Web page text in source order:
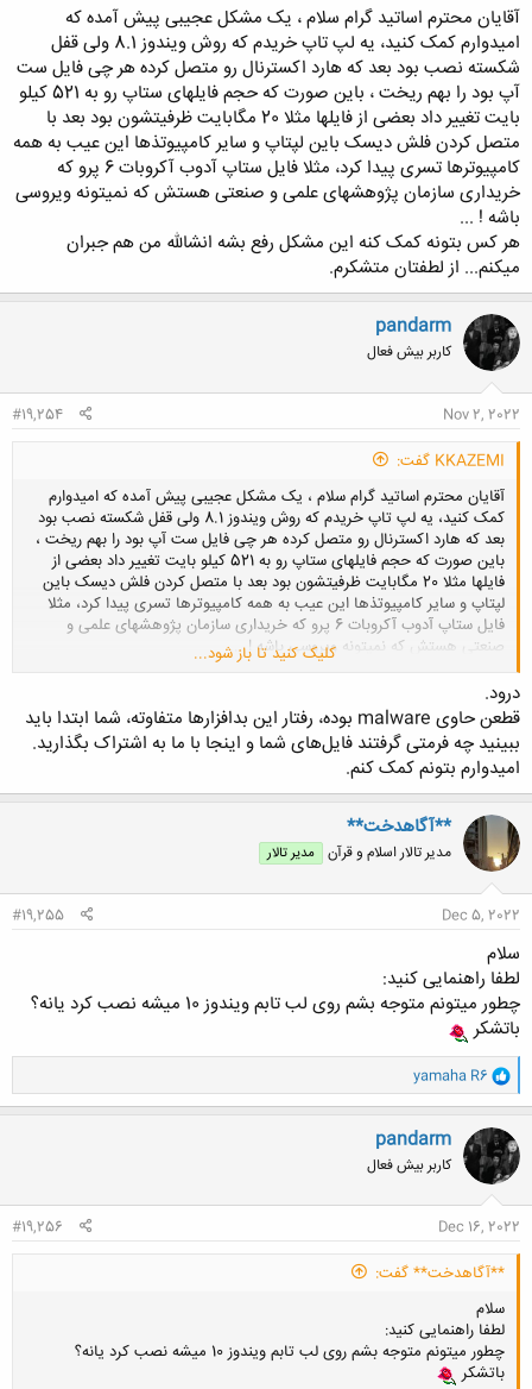
آقایان محترم اساتید گرام سلام ، یک مشکل عجیبی پیش آمده که
امیدوارم کمک کنید، یه لپ تاپ خریدم که روش ویندوز 8.1 ولی قفل
شکسته نصب بود بعد که هارد اکسترنال رو متصل کرده هر چی فایل ست
آپ بود را بهم ریخت ، باین صورت که حجم فایلهای ستاپ رو به 521 کیلو
بایت تغییر داد بعضی از فایلها مثلا 20 مگابایت ظرفیتشون بود بعد با
متصل کردن فلش دیسک باین لپتاپ و سایر کامپیوتذها این عیب به همه
کامپیوترها تسری پیدا کرد، مثلا فایل ستاپ آدوب آکروبات 6 پرو که
خریداری سازمان پژوهشهای علمی و صنعتی هستش که نمیتونه ویروسی
باشه ! ...
هر کس بتونه کمک کنه این مشکل رفع بشه انشالله من هم جبران
میکنم... از لطفتان متشکرم.
pandarm
کاربر بیش فعال
Nov 2, 2022
#19,254
KKAZEMI گفت:
آقایان محترم اساتید گرام سلام ، یک مشکل عجیبی پیش آمده که امیدوارم
کمک کنید، یه لپ تاپ خریدم که روش ویندوز 8.1 ولی قفل شکسته نصب بود
بعد که هارد اکسترنال رو متصل کرده هر چی فایل ست آپ بود را بهم ریخت ،
باین صورت که حجم فایلهای ستاپ رو به 521 کیلو بایت تغییر داد بعضی از
فایلها مثلا 20 مگابایت ظرفیتشون بود بعد با متصل کردن فلش دیسک باین
لپتاپ و سایر کامپیوتذها این عیب به همه کامپیوترها تسری پیدا کرد، مثلا
فایل ستاپ آدوب آکروبات 6 پرو که خریداری سازمان پژوهشهای علمی و
صنعتی هستش که نمیتونه ویروسی باشه ! ...
هر کس بتونه کمک کنه این مشکل رفع بشه انشالله من هم جبران میکنم... از
لطفتان متشکرم.
کلیک کنید تا باز شود...
درود.
قطعن حاوی malware بوده، رفتار این بدافزارها متفاوته، شما ابتدا باید
ببینید چه فرمتی گرفتند فایل‌های شما و اینجا با ما به اشتراک بگذارید.
امیدوارم بتونم کمک کنم.
**آگاهدخت**
مدیر تالار اسلام و قرآن مدیر تالار
Dec 5, 2022
#19,255
سلام
لطفا راهنمایی کنید:
چطور میتونم متوجه بشم روی لب تابم ویندوز 10 میشه نصب کرد یانه؟
باتشکر
و
ا
ک
ن
ش
ه
ا
yamaha R6
pandarm
کاربر بیش فعال
Dec 16, 2022
#19,256
**آگاهدخت** گفت:
سلام
لطفا راهنمایی کنید:
چطور میتونم متوجه بشم روی لب تابم ویندوز 10 میشه نصب کرد یانه؟
باتشکر